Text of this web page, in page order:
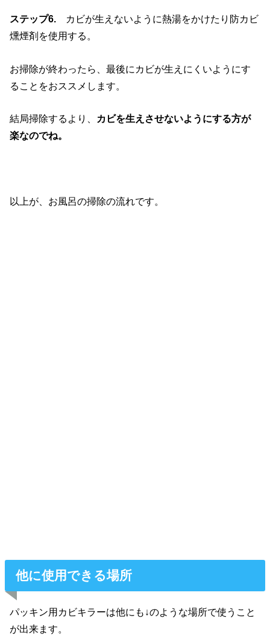
ステップ6. カビが生えないように熱湯をかけたり防カビ
燻煙剤を使用する。
お掃除が終わったら、最後にカビが生えにくいようにす
ることをおススメします。
結局掃除するより、 カビを生えさせないようにする方が
楽なのでね。
以上が、お風呂の掃除の流れです。
他に使用できる場所
パッキン用カビキラーは他にも↓のような場所で使うこと
が出来ます。